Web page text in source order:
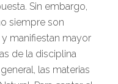
Sin embargo,
siempre son
manifiestan mayor
de la disciplina
las materias